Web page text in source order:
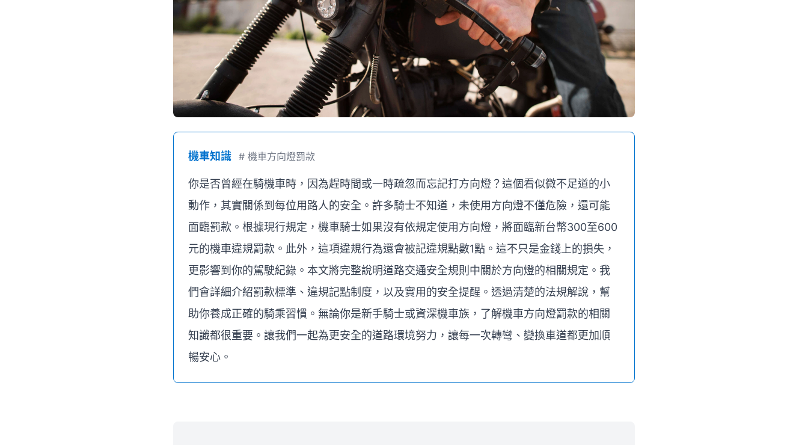
機車知識 # 機車方向燈罰款
你是否曾經在騎機車時，因為趕時間或一時疏忽而忘記打方向燈？這個看似微不足道的小
動作，其實關係到每位用路人的安全。許多騎士不知道，未使用方向燈不僅危險，還可能
面臨罰款。根據現行規定，機車騎士如果沒有依規定使用方向燈，將面臨新台幣300至600
元的機車違規罰款。此外，這項違規行為還會被記違規點數1點。這不只是金錢上的損失，
更影響到你的駕駛紀錄。本文將完整說明道路交通安全規則中關於方向燈的相關規定。我
們會詳細介紹罰款標準、違規記點制度，以及實用的安全提醒。透過清楚的法規解說，幫
助你養成正確的騎乘習慣。無論你是新手騎士或資深機車族，了解機車方向燈罰款的相關
知識都很重要。讓我們一起為更安全的道路環境努力，讓每一次轉彎、變換車道都更加順
暢安心。